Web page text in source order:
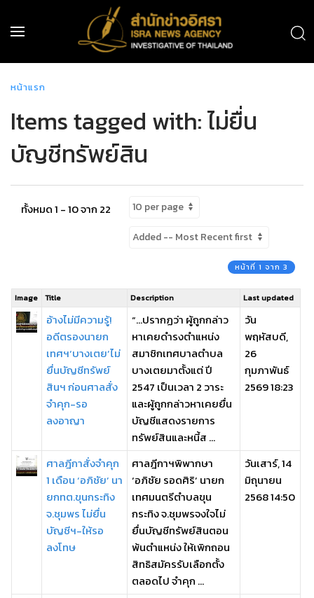
หน้าแรก
Items tagged with: ไม่ยื่น
บัญชีทรัพย์สิน
ทั้งหมด 1 - 10 จาก 22
หน้าที่ 1 จาก 3
Image Title Description Last updated
อ้างไม่มีความรู้!
อดีตรองนายก
เทศฯ‘บางเตย’ไม่
ยื่นบัญชีทรัพย์
สินฯ ก่อนศาลสั่ง
จำคุก-รอ
ลงอาญา
“…ปรากฏว่า ผู้ถูกกล่าว
หาเคยดำรงตำแหน่ง
สมาชิกเทศบาลตำบล
บางเตยมาตั้งแต่ ปี
2547 เป็นเวลา 2 วาระ
และผู้ถูกกล่าวหาเคยยื่น
บัญชีแสดงรายการ
ทรัพย์สินและหนี้ส ...
วัน
พฤหัสบดี,
26
กุมภาพันธ์
2569 18:23
ศาลฎีกาสั่งจำคุก
1 เดือน ‘อภิชัย’ นา
ยกทต.ขุนกระทิง
จ.ชุมพร ไม่ยื่น
บัญชีฯ-ให้รอ
ลงโทษ
ศาลฎีกาฯพิพากษา
‘อภิชัย รอดศิริ’ นายก
เทศมนตรีตำบลขุน
กระทิง จ.ชุมพรจงใจไม่
ยื่นบัญชีทรัพย์สินตอน
พ้นตำแหน่ง ให้เพิกถอน
สิทธิสมัครรับเลือกตั้ง
ตลอดไป จำคุก ...
วันเสาร์, 14
มิถุนายน
2568 14:50